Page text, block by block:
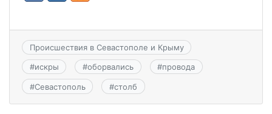
Происшествия в Севастополе и Крыму
#искры #оборвались #провода
#Севастополь #столб